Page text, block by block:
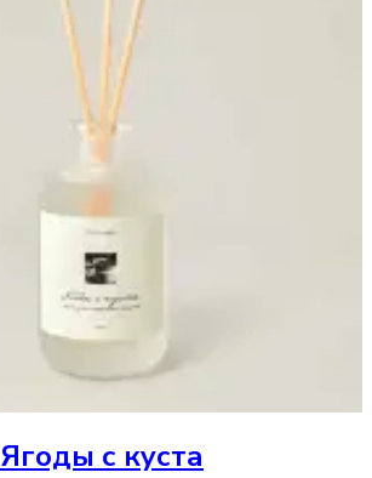
Ягоды с куста